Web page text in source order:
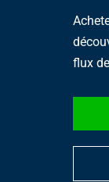
flux